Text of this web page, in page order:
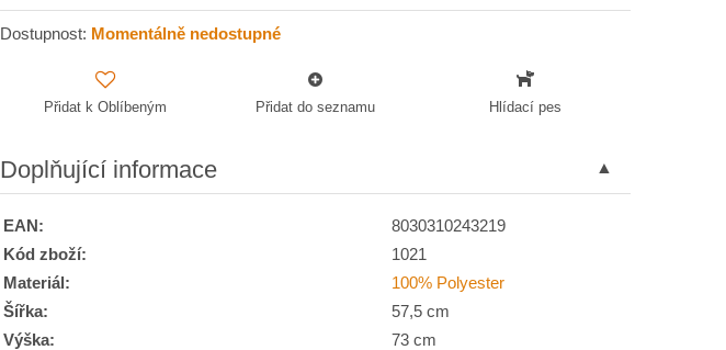
Dostupnost: Momentálně nedostupné
Přidat k Oblíbeným Přidat do seznamu Hlídací pes
Doplňující informace
EAN:
8030310243219
Kód zboží:
1021
Materiál:
100% Polyester
Šířka:
57,5 cm
Výška:
73 cm